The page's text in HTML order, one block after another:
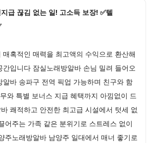
급 끊김 없는 일! 고소득 보장! ✅텔
매혹적인 매력을 최고액의 수익으로 환산해
간입니다 잠실노래방알바 손님 밀려 들어오
알바 송파구 전역 픽업 가능하며 친구와 함
와 특별 보너스 지급 혜택까지 아낌없이 드
쾌적하고 안전한 최고급 시설에서 텃세 없
어주는 가족 같은 분위기로 스트레스 없이
주노래방알바 남양주 일대에서 매너 좋기로